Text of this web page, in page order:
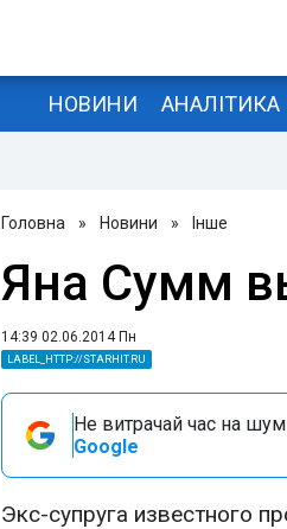
НОВИНИ АНАЛІТИКА
Головна » Новини » Інше
Яна Сумм
14:39 02.06.2014 Пн
LABEL_HTTP://STARHIT.RU
Не витрачай час на
Google
Экс-супруга известного